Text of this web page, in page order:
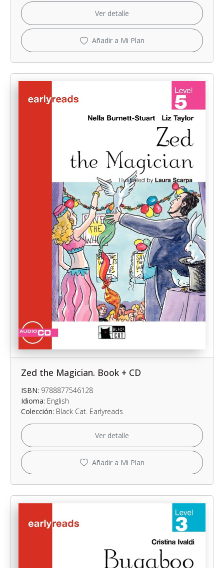
Ver detalle
Añadir a Mi Plan
Zed the Magician. Book + CD
ISBN: 9788877546128
Idioma: English
Colección: Black Cat. Earlyreads
Ver detalle
Añadir a Mi Plan